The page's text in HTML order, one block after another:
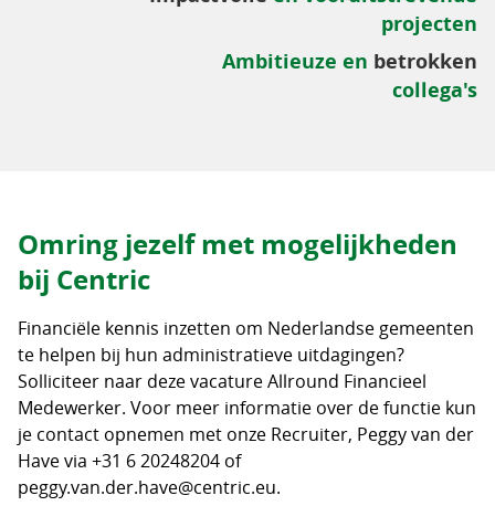
projecten
Ambitieuze en betrokken
collega's
Omring jezelf met mogelijkheden
bij Centric
Financiële kennis inzetten om Nederlandse gemeenten
te helpen bij hun administratieve uitdagingen?
Solliciteer naar deze vacature Allround Financieel
Medewerker. Voor meer informatie over de functie kun
je contact opnemen met onze Recruiter, Peggy van der
Have via +31 6 20248204 of
peggy.van.der.have@centric.eu.